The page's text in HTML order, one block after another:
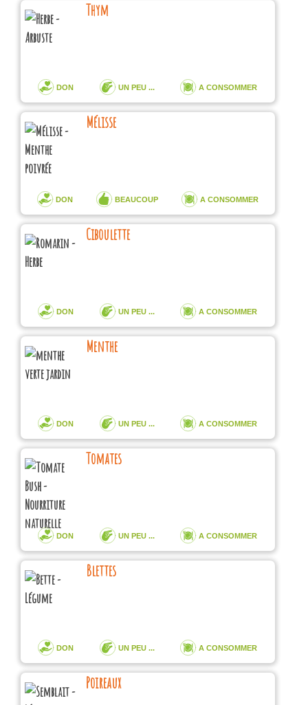
Thym
DON UN PEU ... A CONSOMMER
Mélisse
DON BEAUCOUP A CONSOMMER
Ciboulette
DON UN PEU ... A CONSOMMER
Menthe
DON UN PEU ... A CONSOMMER
Tomates
DON UN PEU ... A CONSOMMER
Blettes
DON UN PEU ... A CONSOMMER
Poireaux